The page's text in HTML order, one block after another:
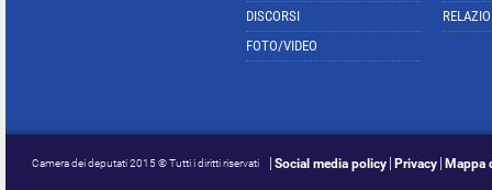
DISCORSI
FOTO/VIDEO
Camera dei deputati 2015 © Tutti i diritti riservati Social media policy Privacy Mappa